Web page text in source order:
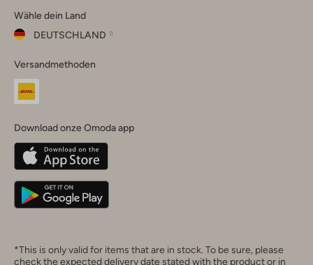
Instagram
Facebook
TikTok
Wähle dein Land
DEUTSCHLAND
dein
Land
Belgique(Français)
Deutschland
Versandmethoden
Download onze Omoda app
*This is only valid for items that are in stock. To be sure, please
check the expected delivery date stated with the product or in